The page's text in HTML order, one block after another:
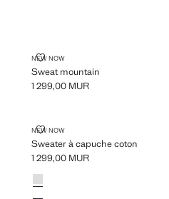
NEW NOW
Sweat mountain
SWEAT MOUNTAIN
Prix actuel [1 299,00 MUR ]
1 299,00 MUR
NEW NOW
Sweater à capuche coton
SWEATER À CAPUCHE COTON
Prix actuel [1 299,00 MUR ]
1 299,00 MUR
Couleurs